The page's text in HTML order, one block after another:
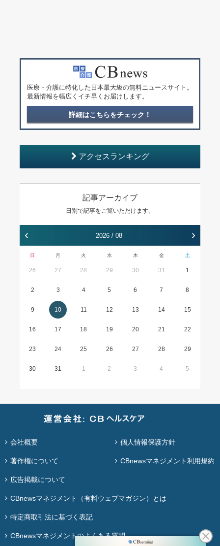
医療・介護に特化した日本最大級の無料ニュースサイト。
最新情報を幅広くイチ早くお届けします。
詳細はこちらをチェック！
アクセスランキング
記事アーカイブ
日別で記事をご覧いただけます。
‹ 2026 / 08 ›
日 月 火 水 木 金 土
26 27 28 29 30 31 1
2 3 4 5 6 7 8
9 10 11 12 13 14 15
16 17 18 19 20 21 22
23 24 25 26 27 28 29
30 31 1 2 3 4 5
会社概要 個人情報保護方針
著作権について CBnewsマネジメント利用規約
広告掲載について
CBnewsマネジメント（有料ウェブマガジン）とは
特定商取引法に基づく表記
CBnewsマネジメントのよくある質問